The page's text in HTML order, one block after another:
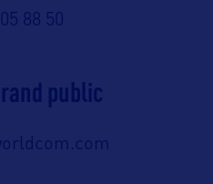
88 50
public